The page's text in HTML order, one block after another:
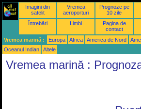
Imagini din
satelit
Vremea
aeroporturi
Prognoze pe
10 zile
Întrebări Limbi
Pagina de
contact
Vremea marină : Europa Africa America de Nord
Oceanul Indian
Altele
Vremea marină :